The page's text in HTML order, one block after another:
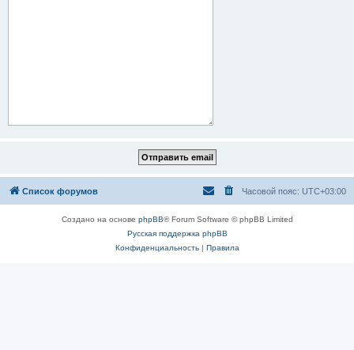
Список форумов Часовой пояс: UTC+03:00
Создано на основе phpBB® Forum Software © phpBB Limited
Русская поддержка phpBB
Конфиденциальность| Правила